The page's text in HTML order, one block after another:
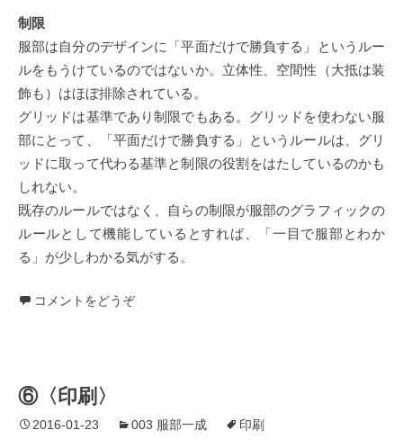
制限
服部は自分のデザインに「平面だけで勝負する」というルー
ルをもうけているのではないか。立体性、空間性（大抵は装
飾も）はほぼ排除されている。
グリッドは基準であり制限でもある。グリッドを使わない服
部にとって、「平面だけで勝負する」というルールは、グリ
ッドに取って代わる基準と制限の役割をはたしているのかも
しれない。
既存のルールではなく、自らの制限が服部のグラフィックの
ルールとして機能しているとすれば、「一目で服部とわか
る」が少しわかる気がする。
コメントをどうぞ
⑥〈印刷〉
2016-01-23 003 服部一成 印刷